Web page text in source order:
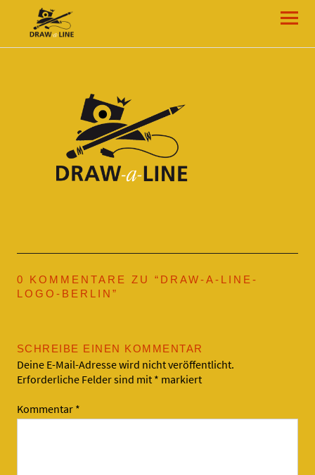
Draw-a-Line Grafik- und Web-Design
0 KOMMENTARE ZU “ DRAW-A-LINE-
LOGO-BERLIN ”
SCHREIBE EINEN KOMMENTAR
Deine E-Mail-Adresse wird nicht veröffentlicht.
Erforderliche Felder sind mit * markiert
Kommentar *